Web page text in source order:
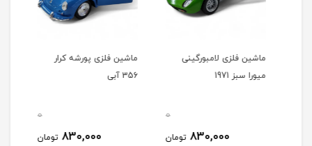
ماشین فلزی لامبورگینی
میورا سبز 1971
0
830,000 تومان
ماشین فلزی پورشه کرار
356 آبی
0
830,000 تومان